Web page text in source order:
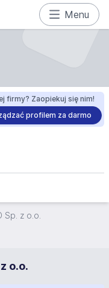
Menu
firmy? Zaopiekuj się nim!
profilem za darmo
Sp. z o.o.
o.o.